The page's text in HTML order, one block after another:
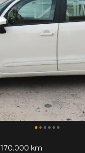
170.000 km.